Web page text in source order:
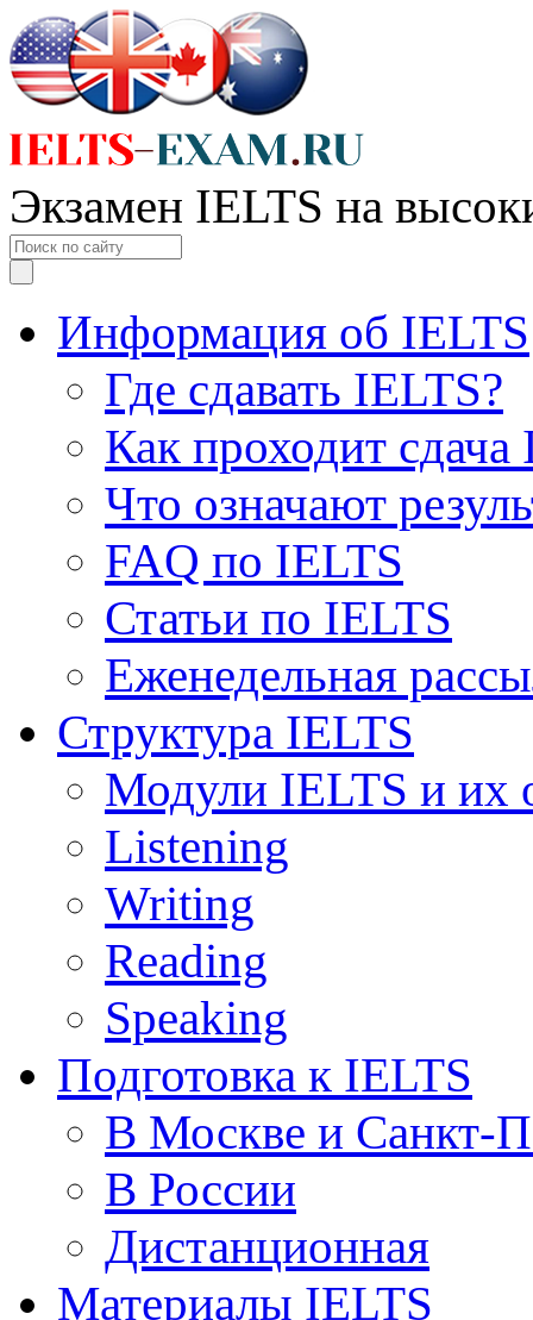
Экзамен IELTS на
Информация об IELTS
Где сдавать IELTS?
Как проходит сдача
Что означают
FAQ по IELTS
Статьи по IELTS
Еженедельная
Структура IELTS
Модули IELTS и их
Listening
Writing
Reading
Speaking
Подготовка к IELTS
В Москве и Санкт-
В России
Дистанционная
Материалы IELTS